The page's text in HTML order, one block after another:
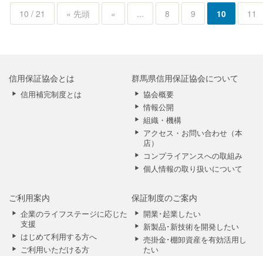
10 / 21 « 先頭 « ... 8 9 10 11
信用保証協会とは
信用補完制度とは
群馬県信用保証協会について
協会概要
情報公開
組織・機構
アクセス・お問い合わせ（本
店）
コンプライアンスへの取組み
個人情報の取り扱いについて
ご利用案内
企業のライフステージに応じた
支援
はじめて利用する方へ
ご利用いただける方
保証制度のご案内
開業･起業したい
新製品･新技術を開発したい
売掛金･棚卸資産を有効活用し
たい